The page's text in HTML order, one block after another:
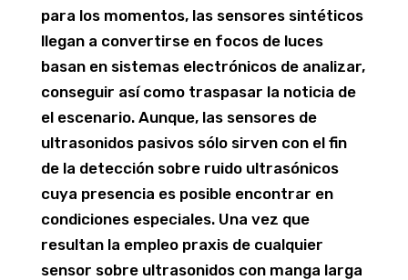
para los momentos, las sensores sintéticos
llegan a convertirse en focos de luces
basan en sistemas electrónicos de analizar,
conseguir así­ como traspasar la noticia de
el escenario. Aunque, las sensores de
ultrasonidos pasivos sólo sirven con el fin
de la detección sobre ruido ultrasónicos
cuya presencia es posible encontrar en
condiciones especiales. Una vez que
resultan la empleo praxis de cualquier
sensor sobre ultrasonidos con manga larga